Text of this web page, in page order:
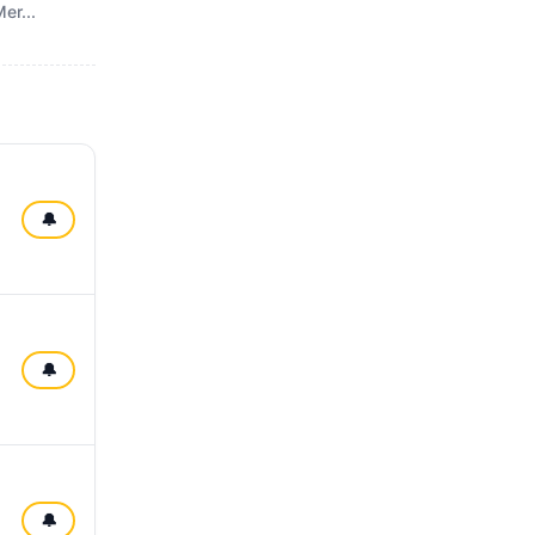
🔔
🔔
🔔